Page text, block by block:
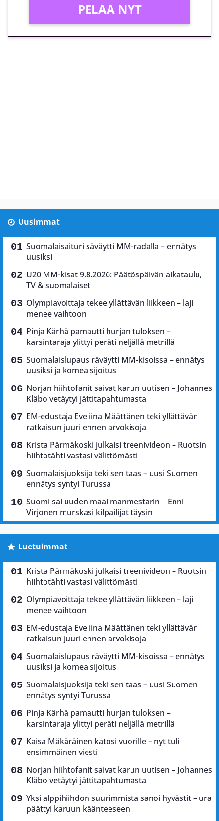
PELAA NYT
Uusimmat
Suomalaisaituri säväytti MM-radalla – ennätys
uusiksi
U20 MM-kisat 9.8.2026: Päätöspäivän aikataulu,
TV & suomalaiset
Olympiavoittaja tekee yllättävän liikkeen – laji
menee vaihtoon
Pinja Kärhä pamautti hurjan tuloksen –
karsintaraja ylittyi peräti neljällä metrillä
Suomalaislupaus räväytti MM-kisoissa – ennätys
uusiksi ja komea sijoitus
Norjan hiihtofanit saivat karun uutisen – Johannes
Kläbo vetäytyi jättitapahtumasta
EM-edustaja Eveliina Määttänen teki yllättävän
ratkaisun juuri ennen arvokisoja
Krista Pärmäkoski julkaisi treenivideon – Ruotsin
hiihtotähti vastasi välittömästi
Suomalaisjuoksija teki sen taas – uusi Suomen
ennätys syntyi Turussa
Suomi sai uuden maailmanmestarin – Enni
Virjonen murskasi kilpailijat täysin
Luetuimmat
Krista Pärmäkoski julkaisi treenivideon – Ruotsin
hiihtotähti vastasi välittömästi
Olympiavoittaja tekee yllättävän liikkeen – laji
menee vaihtoon
EM-edustaja Eveliina Määttänen teki yllättävän
ratkaisun juuri ennen arvokisoja
Suomalaislupaus räväytti MM-kisoissa – ennätys
uusiksi ja komea sijoitus
Suomalaisjuoksija teki sen taas – uusi Suomen
ennätys syntyi Turussa
Pinja Kärhä pamautti hurjan tuloksen –
karsintaraja ylittyi peräti neljällä metrillä
Kaisa Mäkäräinen katosi vuorille – nyt tuli
ensimmäinen viesti
Norjan hiihtofanit saivat karun uutisen – Johannes
Kläbo vetäytyi jättitapahtumasta
Yksi alppihiihdon suurimmista sanoi hyvästit – ura
päättyi karuun käänteeseen